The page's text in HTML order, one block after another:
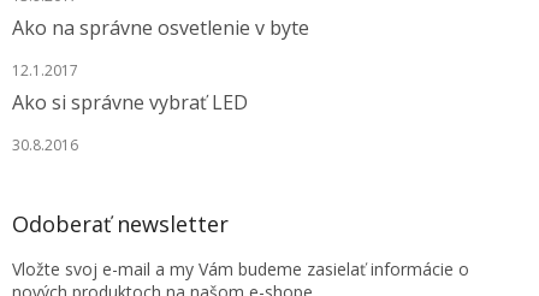
Ako na správne osvetlenie v byte
12.1.2017
Ako si správne vybrať LED
30.8.2016
Odoberať newsletter
Vložte svoj e-mail a my Vám budeme zasielať informácie o